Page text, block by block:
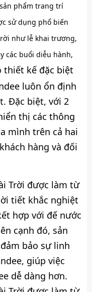
phẩm trang trí
sử dụng phổ biến
như lễ khai trương,
các buổi diễu hành,
thiết kế đặc biệt
luôn ổn định
Đặc biệt, với 2
thị các thông
mình trên cả hai
hàng và đối
Trời được làm từ
tiết khắc nghiệt
hợp với đế nước
cạnh đó, sản
bảo sự linh
giúp việc
dễ dàng hơn.